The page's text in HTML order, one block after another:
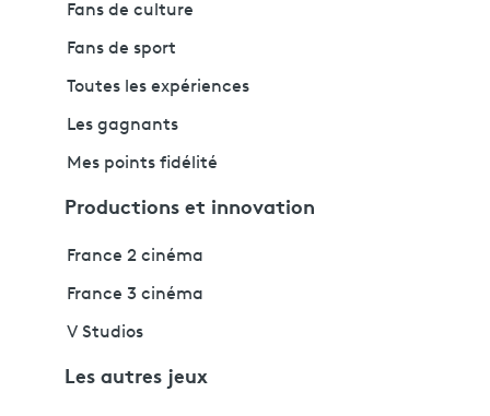
Fans de culture
Fans de sport
Toutes les expériences
Les gagnants
Mes points fidélité
Productions et innovation
France 2 cinéma
France 3 cinéma
V Studios
Les autres jeux